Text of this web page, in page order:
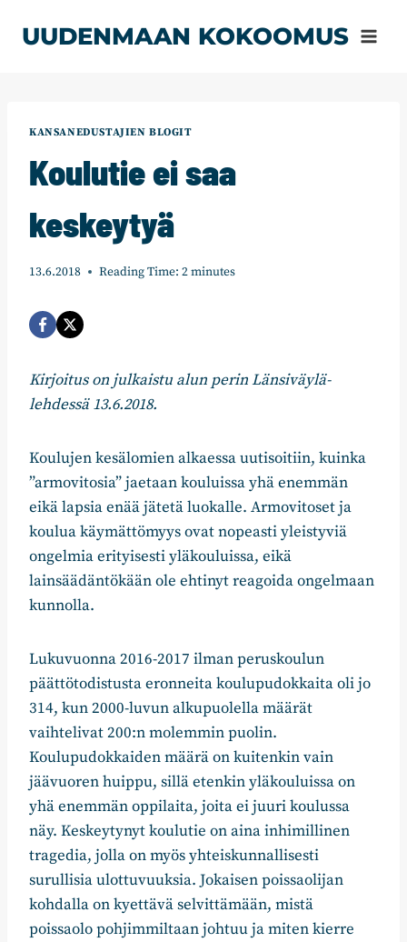
sisältöön
UUDENMAAN KOKOOMUS
KANSANEDUSTAJIEN BLOGIT
Koulutie ei saa
keskeytyä
13.6.2018 Reading Time: 2minutes
Kirjoitus on julkaistu alun perin Länsiväylä-
lehdessä 13.6.2018.
Koulujen kesälomien alkaessa uutisoitiin, kuinka
”armovitosia” jaetaan kouluissa yhä enemmän
eikä lapsia enää jätetä luokalle. Armovitoset ja
koulua käymättömyys ovat nopeasti yleistyviä
ongelmia erityisesti yläkouluissa, eikä
lainsäädäntökään ole ehtinyt reagoida ongelmaan
kunnolla.
Lukuvuonna 2016-2017 ilman peruskoulun
päättötodistusta eronneita koulupudokkaita oli jo
314, kun 2000-luvun alkupuolella määrät
vaihtelivat 200:n molemmin puolin.
Koulupudokkaiden määrä on kuitenkin vain
jäävuoren huippu, sillä etenkin yläkouluissa on
yhä enemmän oppilaita, joita ei juuri koulussa
näy. Keskeytynyt koulutie on aina inhimillinen
tragedia, jolla on myös yhteiskunnallisesti
surullisia ulottuvuuksia. Jokaisen poissaolijan
kohdalla on kyettävä selvittämään, mistä
poissaolo pohjimmiltaan johtuu ja miten kierre